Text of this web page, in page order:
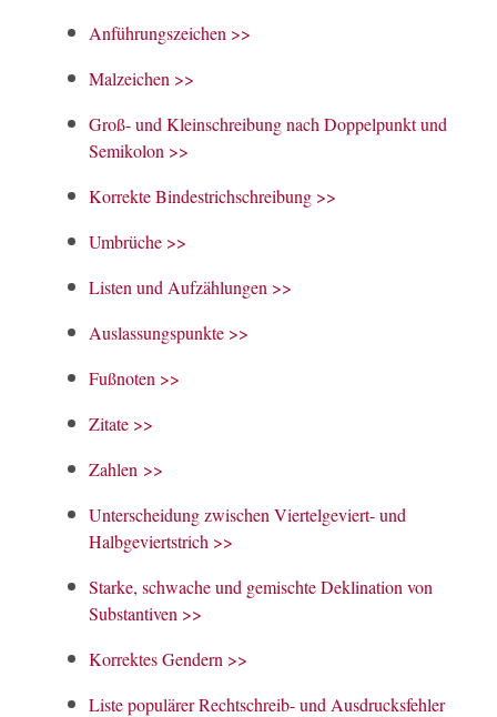
Anführungszeichen >>
Malzeichen >>
Groß- und Kleinschreibung nach Doppelpunkt und
Semikolon >>
Korrekte Bindestrichschreibung >>
Umbrüche >>
Listen und Aufzählungen >>
Auslassungspunkte >>
Fußnoten >>
Zitate >>
Zahlen >>
Unterscheidung zwischen Viertelgeviert- und
Halbgeviertstrich >>
Starke, schwache und gemischte Deklination von
Substantiven >>
Korrektes Gendern >>
Liste populärer Rechtschreib- und Ausdrucksfehler